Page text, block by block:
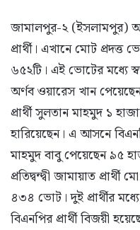
জামালপুর-২ (ইসলামপুর)
প্রার্থী। এখানে মোট
৬৫২টি। এই ভোটের মধ্যে
অর্ণব ওয়ারেস খান
প্রার্থী সুলতান মাহমুদ ১
হারিয়েছেন। এ আসনে
মাহমুদ বাবু পেয়েছেন ৯৫
প্রতিদ্বন্দ্বী জামায়াত
৪৩৪ ভোট। দুই প্রার্থীর
বিএনপির প্রার্থী বিজয়ী